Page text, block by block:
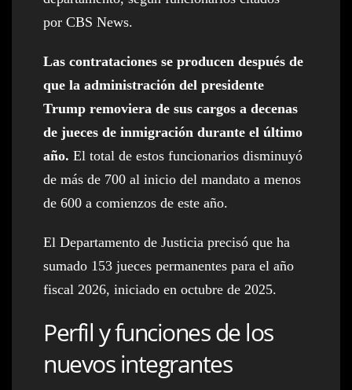
por CBS News.
Las contrataciones se producen después de
que la administración del presidente
Trump removiera de sus cargos a decenas
de jueces de inmigración durante el último
año. El total de estos funcionarios disminuyó
de más de 700 al inicio del mandato a menos
de 600 a comienzos de este año.
El Departamento de Justicia precisó que ha
sumado 153 jueces permanentes para el año
fiscal 2026, iniciado en octubre de 2025.
Perfil y funciones de los
nuevos integrantes